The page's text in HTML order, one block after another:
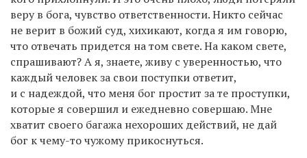
веру в бога, чувство ответственности. Никто сейчас
не верит в божий суд, хихикают, когда я им говорю,
что отвечать придется на том свете. На каком свете,
спрашивают? А я, знаете, живу с уверенностью, что
каждый человек за свои поступки ответит,
и с надеждой, что меня бог простит за те проступки,
которые я совершил и ежедневно совершаю. Мне
хватит своего багажа нехороших действий, не дай
бог к чему-то чужому прикоснуться.